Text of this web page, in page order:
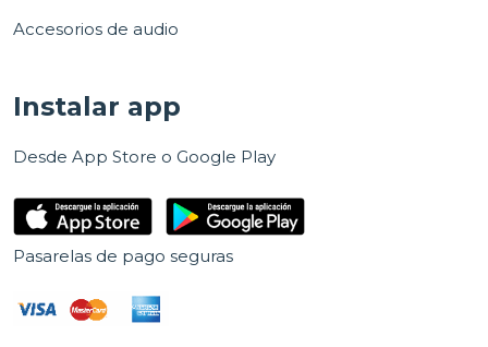
Accesorios de audio
Instalar app
Desde App Store o Google Play
Pasarelas de pago seguras